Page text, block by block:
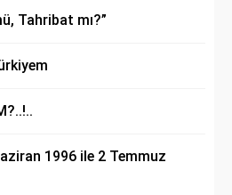
Tahribat mı?”
1996 ile 2 Temmuz